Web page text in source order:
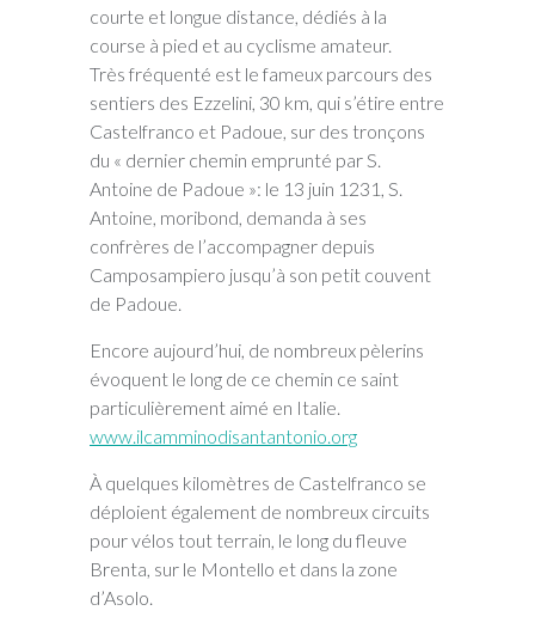
courte et longue distance, dédiés à la
course à pied et au cyclisme amateur.
Très fréquenté est le fameux parcours des
sentiers des Ezzelini, 30 km, qui s’étire entre
Castelfranco et Padoue, sur des tronçons
du « dernier chemin emprunté par S.
Antoine de Padoue »: le 13 juin 1231, S.
Antoine, moribond, demanda à ses
confrères de l’accompagner depuis
Camposampiero jusqu’à son petit couvent
de Padoue.
Encore aujourd’hui, de nombreux pèlerins
évoquent le long de ce chemin ce saint
particulièrement aimé en Italie.
www.ilcamminodisantantonio.org
À quelques kilomètres de Castelfranco se
déploient également de nombreux circuits
pour vélos tout terrain, le long du fleuve
Brenta, sur le Montello et dans la zone
d’Asolo.